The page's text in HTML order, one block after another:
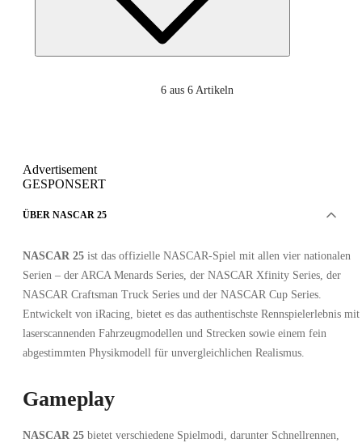
6 aus 6 Artikeln
Advertisement
GESPONSERT
ÜBER NASCAR 25
NASCAR 25 ist das offizielle NASCAR-Spiel mit allen vier nationalen
Serien – der ARCA Menards Series, der NASCAR Xfinity Series, der
NASCAR Craftsman Truck Series und der NASCAR Cup Series.
Entwickelt von iRacing, bietet es das authentischste Rennspielerlebnis mit
laserscannenden Fahrzeugmodellen und Strecken sowie einem fein
abgestimmten Physikmodell für unvergleichlichen Realismus.
Gameplay
NASCAR 25 bietet verschiedene Spielmodi, darunter Schnellrennen,